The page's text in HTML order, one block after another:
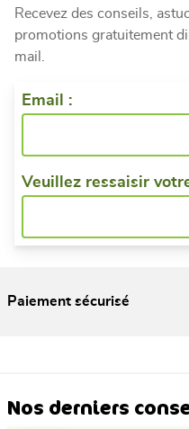
Recevez des conseils,
promotions gratuitement
mail.
Email :
Veuillez ressaisir
Paiement sécurisé
Nos derniers